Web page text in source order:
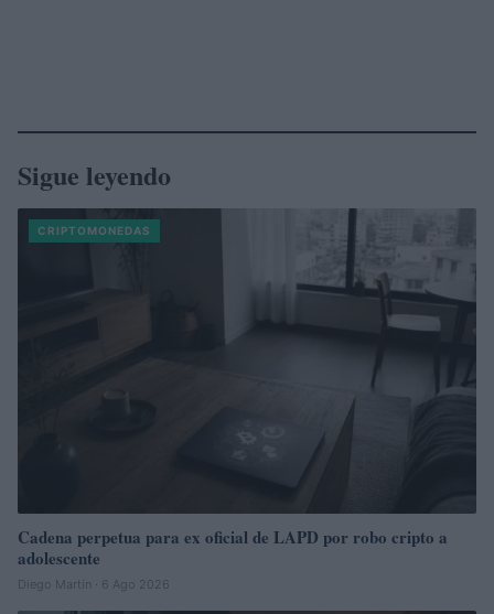
Sigue leyendo
CRIPTOMONEDAS
Cadena perpetua para ex oficial de LAPD por robo cripto a
adolescente
Diego Martín · 6 Ago 2026